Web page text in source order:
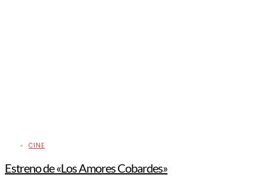
CINE
Estreno de «Los Amores Cobardes»